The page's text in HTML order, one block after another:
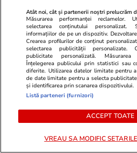
Atât noi, cât și partenerii noștri prelucrăm
Măsurarea performanței reclamelor.
selectarea conținutului personalizat.
informațiilor de pe un dispozitiv.
Crearea profilurilor de conținut
selectarea publicității personalizate.
publicitate personalizată. Măsurarea
Înțelegerea publicului prin statistici sau
diferite. Utilizarea datelor limitate pentru
de date limitate pentru a selecta
și identificarea prin scanarea dispozitivului.
Listă parteneri (furnizori)
ACCEPT TOATE
VREAU SA MODIFIC